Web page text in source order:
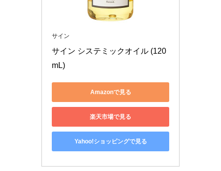
サイン
サイン システミックオイル (120
mL)
Amazonで見る
楽天市場で見る
Yahoo!ショッピングで見る